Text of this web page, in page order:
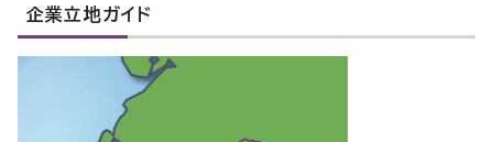
企業立地ガイド